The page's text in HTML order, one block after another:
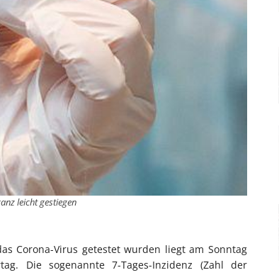
leicht gestiegen
Corona-Virus getestet wurden liegt am Sonntag
Die sogenannte 7-Tages-Inzidenz (Zahl der